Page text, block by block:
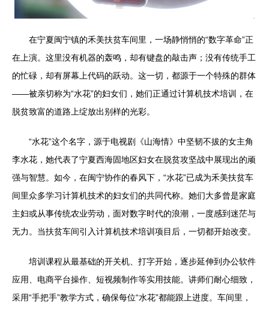
在宁夏闽宁镇的禾美扶贫车间里，一场静悄悄的“数字革命”正
在上演。这里没有机器的轰鸣，却有键盘的敲击声；没有传统手工
的忙碌，却有屏幕上代码的跃动。这一切，都源于一个特殊的群体
——被亲切称为“水花”的妇女们，她们正通过计算机技术培训，在
脱贫致富的道路上绽放出别样的光彩。
“水花”这个名字，源于电视剧《山海情》中坚韧不拔的女主角
李水花，她代表了宁夏西海固地区妇女在脱贫攻坚战中展现出的顽
强与智慧。如今，在闽宁协作的春风下，“水花”已成为禾美扶贫车
间里众多学习计算机技术的妇女们的共同代称。她们大多曾是家庭
主妇或从事传统农业劳动，面对数字时代的浪潮，一度感到迷茫与
无力。当扶贫车间引入计算机技术培训项目后，一切都开始改变。
培训课程从最基础的开关机、打字开始，逐步延伸到办公软件
应用、电商平台操作、短视频制作等实用技能。讲师们耐心细致，
采用“手把手”教学方式，确保每位“水花”都能跟上进度。车间里，